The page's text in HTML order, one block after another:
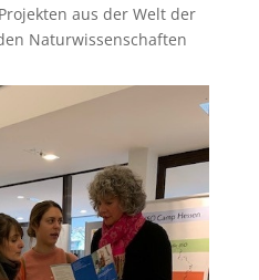
aus der Welt der
Naturwissenschaften